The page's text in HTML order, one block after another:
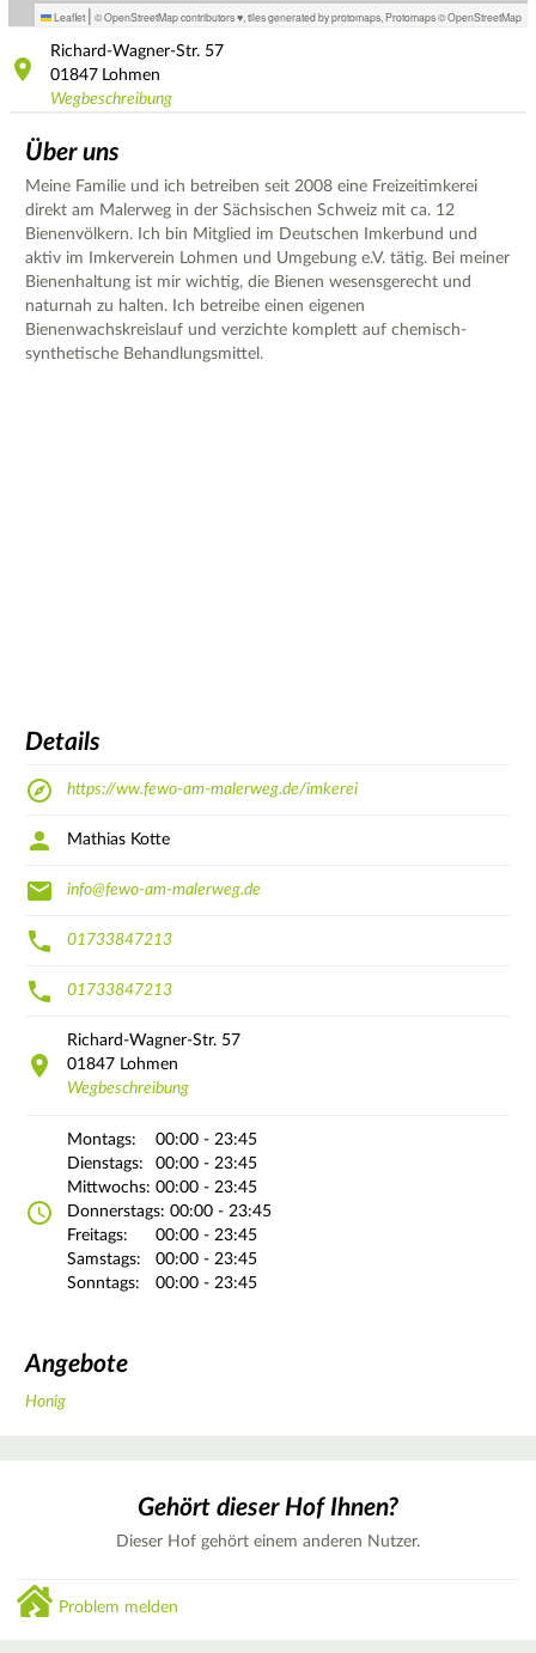
Leaflet | © OpenStreetMap contributors ♥, tiles generated by protomaps Protomaps©OpenStreetMap
Richard-Wagner-Str. 57
01847 Lohmen
Wegbeschreibung
Über uns
Meine Familie und ich betreiben seit 2008 eine Freizeitimkerei
direkt am Malerweg in der Sächsischen Schweiz mit ca. 12
Bienenvölkern. Ich bin Mitglied im Deutschen Imkerbund und
aktiv im Imkerverein Lohmen und Umgebung e.V. tätig. Bei meiner
Bienenhaltung ist mir wichtig, die Bienen wesensgerecht und
naturnah zu halten. Ich betreibe einen eigenen
Bienenwachskreislauf und verzichte komplett auf chemisch-
synthetische Behandlungsmittel.
Details
https://ww.fewo-am-malerweg.de/imkerei
Mathias Kotte
info@fewo-am-malerweg.de
01733847213
01733847213
Richard-Wagner-Str. 57
01847 Lohmen
Wegbeschreibung
Montags:
00:00 - 23:45
Dienstags:
00:00 - 23:45
Mittwochs: 00:00 - 23:45
Donnerstags: 00:00 - 23:45
Freitags:
00:00 - 23:45
Samstags:
00:00 - 23:45
Sonntags:
00:00 - 23:45
Angebote
Honig
Gehört dieser Hof Ihnen?
Dieser Hof gehört einem anderen Nutzer.
Problem melden